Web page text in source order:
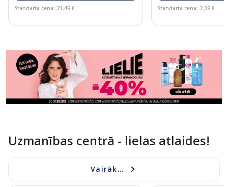
Standarta cena: 21.49 € Standarta cena: 2.39 €
Uzmanības centrā - lielas atlaides!
Vairāk...